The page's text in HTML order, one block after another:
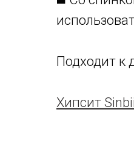
Подходит к
Хипсит